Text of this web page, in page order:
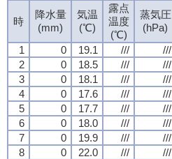
時
降水量
(mm)
気温
(℃)
露点
温度
(℃)
蒸気圧
(hPa)
1
0 19.1 /// ///
2
0 18.5 /// ///
3
0 18.1 /// ///
4
0 17.6 /// ///
5
0 17.7 /// ///
6
0 18.0 /// ///
7
0 19.9 /// ///
8
0 22.0 /// ///